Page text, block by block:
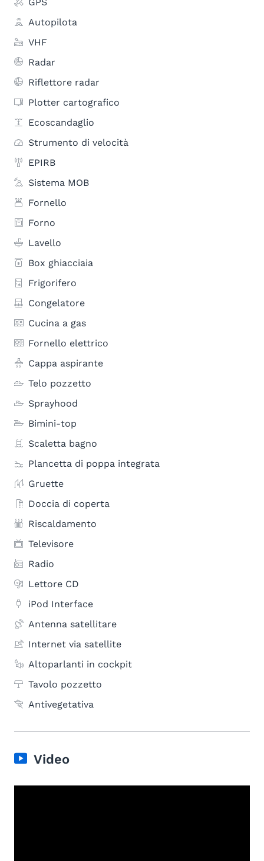
Autopilota
VHF
Radar
Riflettore radar
Plotter cartografico
Ecoscandaglio
Strumento di velocità
EPIRB
Sistema MOB
Fornello
Forno
Lavello
Box ghiacciaia
Frigorifero
Congelatore
Cucina a gas
Fornello elettrico
Cappa aspirante
Telo pozzetto
Sprayhood
Bimini-top
Scaletta bagno
Plancetta di poppa integrata
Gruette
Doccia di coperta
Riscaldamento
Televisore
Radio
Lettore CD
iPod Interface
Antenna satellitare
Internet via satellite
Altoparlanti in cockpit
Tavolo pozzetto
Antivegetativa
Video